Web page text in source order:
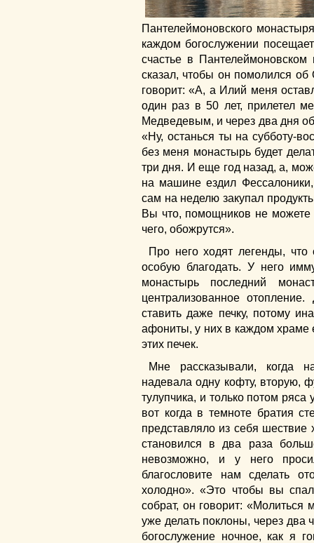
Пантелеймоновского
каждом богослужении
счастье в
сказал, чтобы он помолился
говорит: «А, а Илий меня
один раз в 50 лет, прилетел
Медведевым, и через два дня
«Ну, останься ты на субботу-
без меня монастырь будет
три дня. И еще год назад, а,
на машине ездил
сам на неделю закупал
Вы что, помощников не
чего, обожрутся».
Про него ходят легенды,
особую благодать. У него
монастырь последний
централизованное
ставить даже печку, потому
афониты, у них в каждом храме
этих печек.
Мне рассказывали, когда
надевала одну кофту, вторую,
тулупчика, и только потом
вот когда в темноте братия
представляло из себя шествие
становился в два раза
невозможно, и у него
благословите нам сделать
холодно». «Это чтобы вы
собрат, он говорит:
уже делать поклоны, через два
богослужение ночное, как я